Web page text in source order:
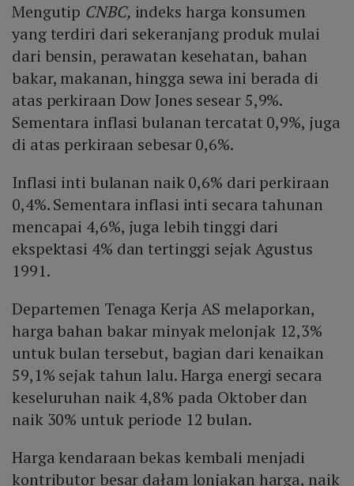
Mengutip CNBC, indeks harga konsumen
yang terdiri dari sekeranjang produk mulai
dari bensin, perawatan kesehatan, bahan
bakar, makanan, hingga sewa ini berada di
atas perkiraan Dow Jones sesear 5,9%.
Sementara inflasi bulanan tercatat 0,9%, juga
di atas perkiraan sebesar 0,6%.
Inflasi inti bulanan naik 0,6% dari perkiraan
0,4%. Sementara inflasi inti secara tahunan
mencapai 4,6%, juga lebih tinggi dari
ekspektasi 4% dan tertinggi sejak Agustus
1991.
Departemen Tenaga Kerja AS melaporkan,
harga bahan bakar minyak melonjak 12,3%
untuk bulan tersebut, bagian dari kenaikan
59,1% sejak tahun lalu. Harga energi secara
keseluruhan naik 4,8% pada Oktober dan
naik 30% untuk periode 12 bulan.
Harga kendaraan bekas kembali menjadi
kontributor besar dałam lonjakan harga, naik